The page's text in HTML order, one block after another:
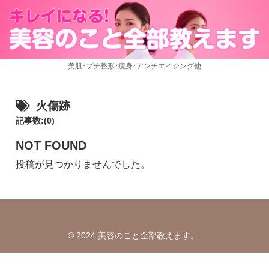
美肌･プチ整形･痩身･アンチエイジング他
火傷跡
記事数:(0)
NOT FOUND
投稿が見つかりませんでした。
© 2024 美容のこと全部教えます。.